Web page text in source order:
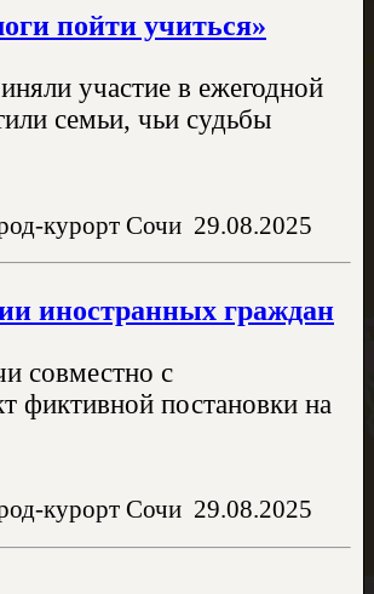
пойти учиться»
участие в ежегодной
семьи, чьи судьбы
курорт Сочи 29.08.2025
иностранных граждан
совместно с
фиктивной постановки на
курорт Сочи 29.08.2025